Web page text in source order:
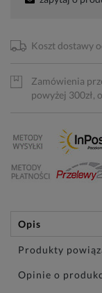
Koszt dostawy
Zamówienia
powyżej 300zł,
Opis
Produkty
Opinie o